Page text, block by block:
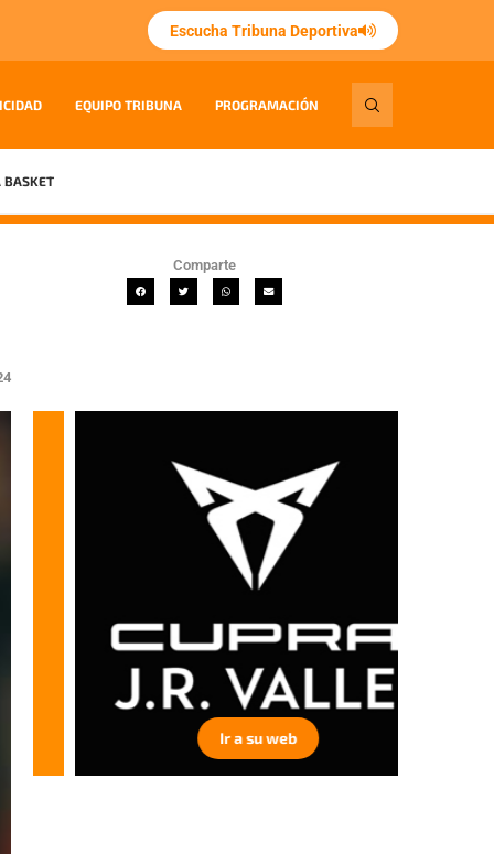
Escucha Tribuna Deportiva
EQUIPO TRIBUNA PROGRAMACIÓN
BASKET
Comparte
Ir a su web